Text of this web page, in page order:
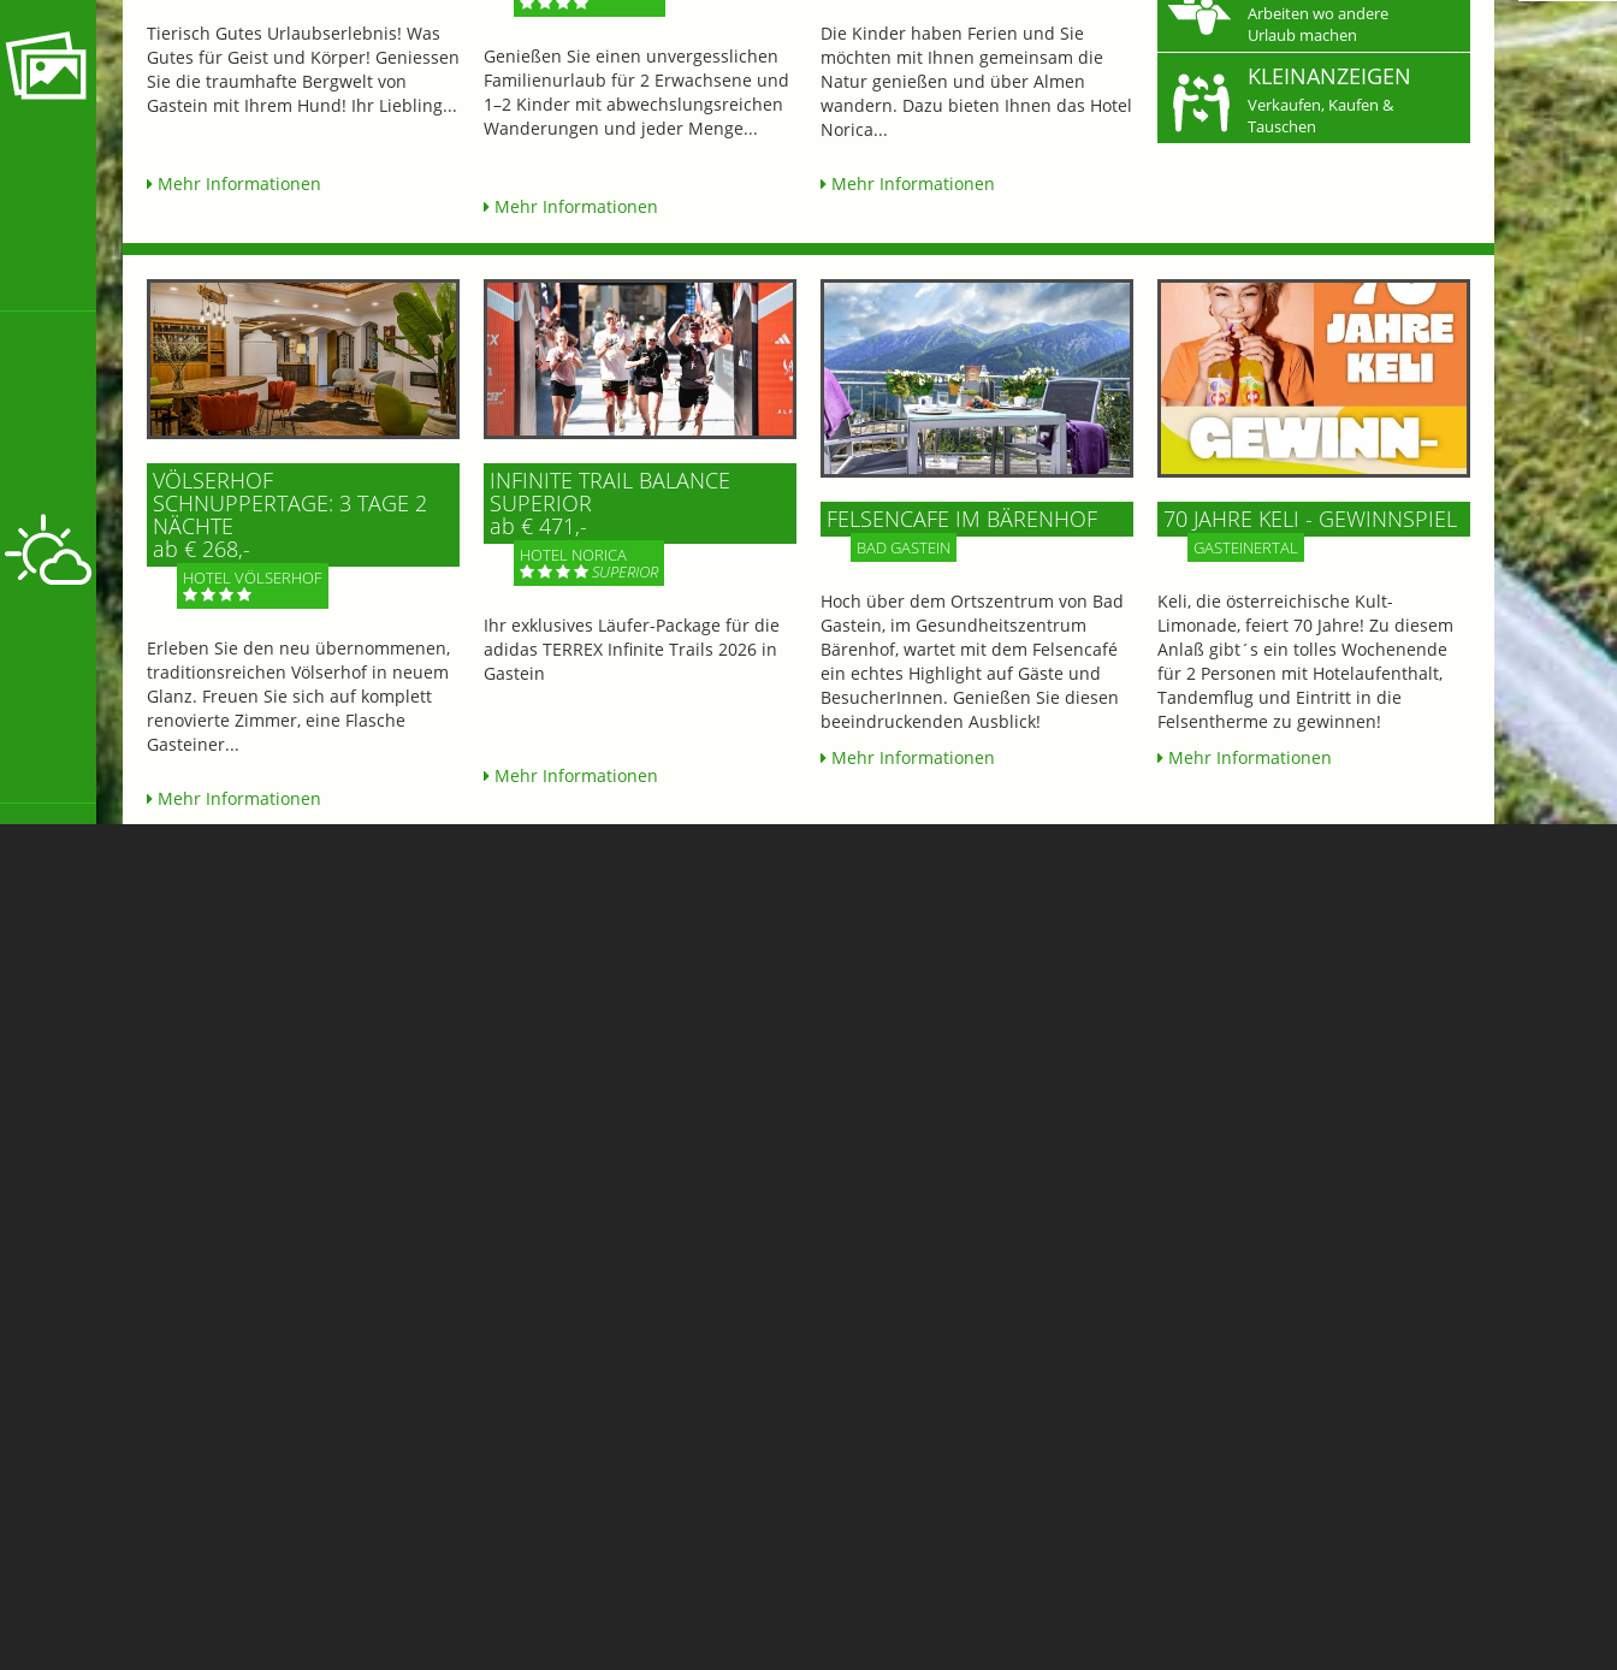
Tierisch Gutes Urlaubserlebnis! Was
Gutes für Geist und Körper! Geniessen
Sie die traumhafte Bergwelt von
Gastein mit Ihrem Hund! Ihr Liebling...
Mehr Informationen
Genießen Sie einen unvergesslichen
Familienurlaub für 2 Erwachsene und
1–2 Kinder mit abwechslungsreichen
Wanderungen und jeder Menge...
Mehr Informationen
Die Kinder haben Ferien und Sie
möchten mit Ihnen gemeinsam die
Natur genießen und über Almen
wandern. Dazu bieten Ihnen das Hotel
Norica...
Mehr Informationen
Arbeiten wo andere
Urlaub machen
KLEINANZEIGEN
Verkaufen, Kaufen &
Tauschen
VÖLSERHOF
SCHNUPPERTAGE: 3 TAGE 2
NÄCHTE
ab € 268,-
HOTEL VÖLSERHOF
Erleben Sie den neu übernommenen,
traditionsreichen Völserhof in neuem
Glanz. Freuen Sie sich auf komplett
renovierte Zimmer, eine Flasche
Gasteiner...
Mehr Informationen
INFINITE TRAIL BALANCE
SUPERIOR
ab € 471,-
HOTEL NORICA
SUPERIOR
Ihr exklusives Läufer-Package für die
adidas TERREX Infinite Trails 2026 in
Gastein
Mehr Informationen
FELSENCAFE IM BÄRENHOF
BAD GASTEIN
Hoch über dem Ortszentrum von Bad
Gastein, im Gesundheitszentrum
Bärenhof, wartet mit dem Felsencafé
ein echtes Highlight auf Gäste und
BesucherInnen. Genießen Sie diesen
beeindruckenden Ausblick!
Mehr Informationen
70 JAHRE KELI - GEWINNSPIEL
GASTEINERTAL
Keli, die österreichische Kult-
Limonade, feiert 70 Jahre! Zu diesem
Anlaß gibt´s ein tolles Wochenende
für 2 Personen mit Hotelaufenthalt,
Tandemflug und Eintritt in die
Felsentherme zu gewinnen!
Mehr Informationen